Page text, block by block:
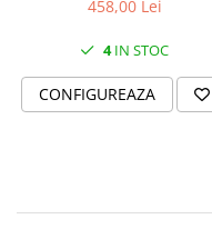
458,00 Lei
4IN STOC
CONFIGUREAZA